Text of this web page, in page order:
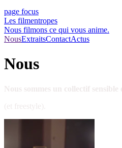
page focus
Les filmentropes
Nous filmons ce qui vous anime.
NousExtraitsContactActus
Nous